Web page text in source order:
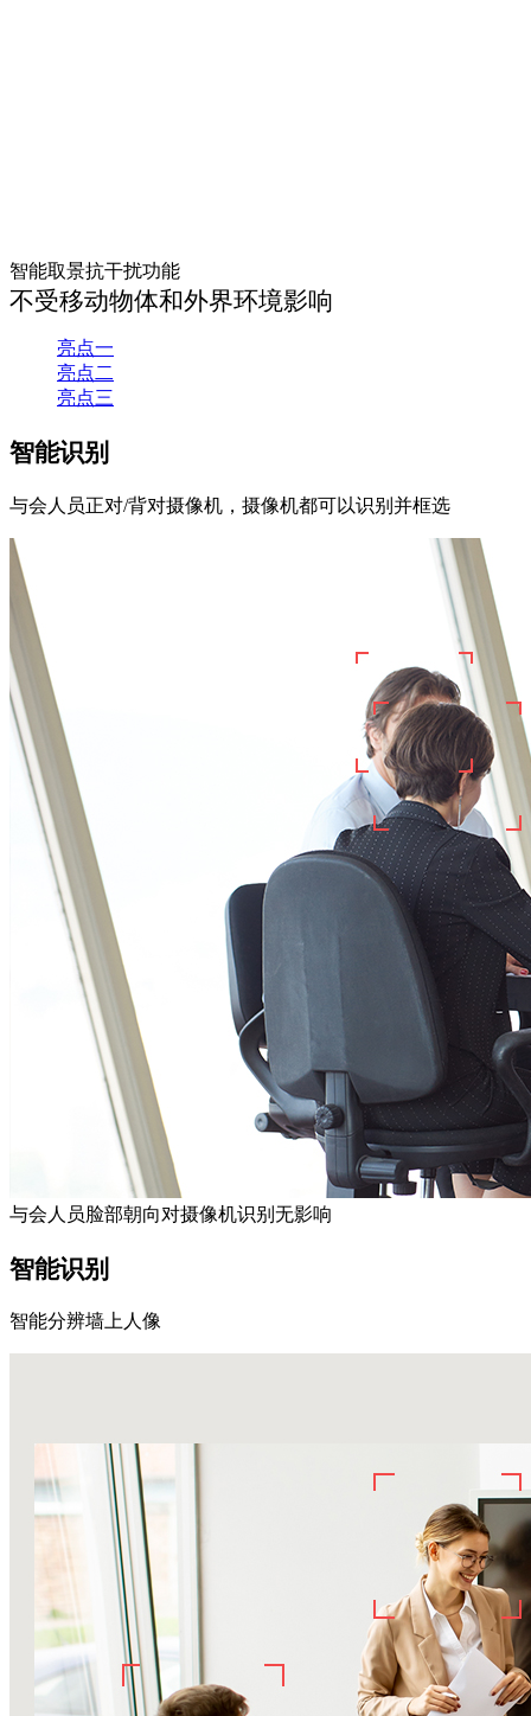
智能取景抗干扰功能
不受移动物体和外界环境影响
亮点一
亮点二
亮点三
智能识别
与会人员正对/背对摄像机，摄像机都可以识别并框选
与会人员脸部朝向对摄像机识别无影响
智能识别
智能分辨墙上人像